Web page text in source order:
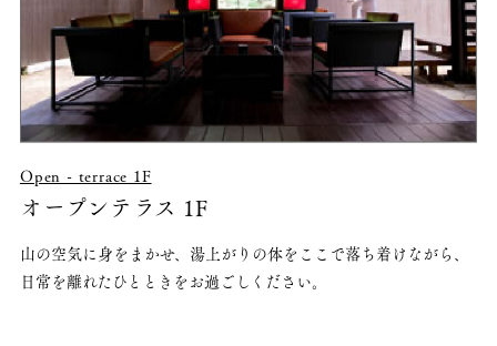
Open - terrace 1F
オープンテラス 1F
山の空気に身をまかせ、湯上がりの体をここで落ち着けながら、
日常を離れたひとときをお過ごしください。